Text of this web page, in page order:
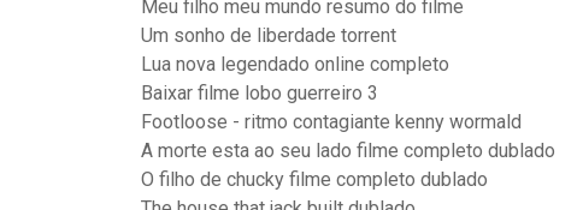
Meu filho meu mundo resumo do filme
Um sonho de liberdade torrent
Lua nova legendado online completo
Baixar filme lobo guerreiro 3
Footloose - ritmo contagiante kenny wormald
A morte esta ao seu lado filme completo dublado
O filho de chucky filme completo dublado